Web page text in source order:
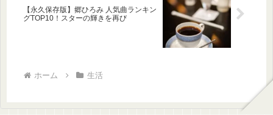
【永久保存版】郷ひろみ 人気曲ランキン
グTOP10！スターの輝きを再び
ホーム 生活